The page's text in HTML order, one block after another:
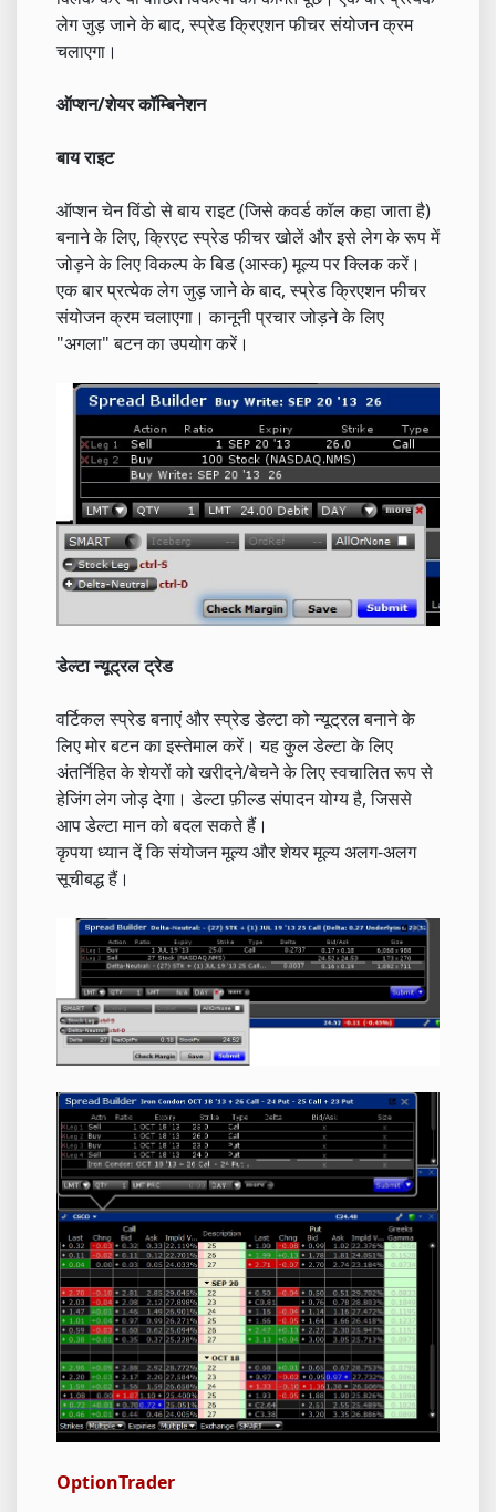
लेग जुड़ जाने के बाद, स्प्रेड क्रिएशन फीचर संयोजन क्रम
चलाएगा।
ऑप्शन/शेयर कॉम्बिनेशन
बाय राइट
ऑप्शन चेन विंडो से बाय राइट (जिसे कवर्ड कॉल कहा जाता है)
बनाने के लिए, क्रिएट स्प्रेड फीचर खोलें और इसे लेग के रूप में
जोड़ने के लिए विकल्प के बिड (आस्क) मूल्य पर क्लिक करें।
एक बार प्रत्येक लेग जुड़ जाने के बाद, स्प्रेड क्रिएशन फीचर
संयोजन क्रम चलाएगा। कानूनी प्रचार जोड़ने के लिए
"अगला" बटन का उपयोग करें।
डेल्टा न्यूट्रल ट्रेड
वर्टिकल स्प्रेड बनाएं और स्प्रेड डेल्टा को न्यूट्रल बनाने के
लिए मोर बटन का इस्तेमाल करें। यह कुल डेल्टा के लिए
अंतर्निहित के शेयरों को खरीदने/बेचने के लिए स्वचालित रूप से
हेजिंग लेग जोड़ देगा। डेल्टा फ़ील्ड संपादन योग्य है, जिससे
आप डेल्टा मान को बदल सकते हैं।
कृपया ध्यान दें कि संयोजन मूल्य और शेयर मूल्य अलग-अलग
सूचीबद्ध हैं।
OptionTrader